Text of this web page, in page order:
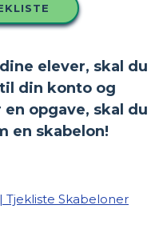
elever, skal du
din konto og
opgave, skal du
en skabelon!